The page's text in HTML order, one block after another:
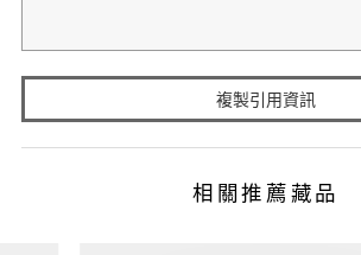
複製引用資訊
相關推薦藏品